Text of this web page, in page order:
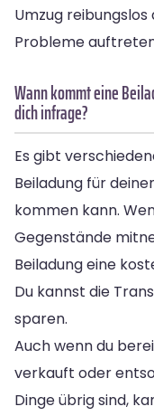
Umzug
Probleme
Wann kommt eine
dich infrage?
Es gibt
Beiladung für
kommen kann.
Gegenstände
Beiladung eine
Du kannst die
sparen.
Auch wenn du
verkauft oder
Dinge übrig sind,